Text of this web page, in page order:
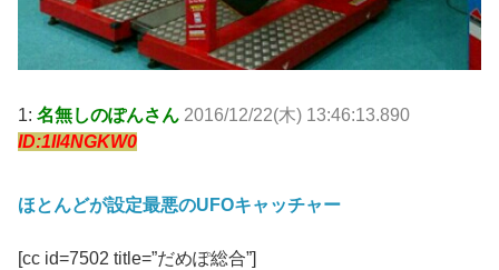
1: 名無しのぽんさん 2016/12/22(木) 13:46:13.890
ID:1Il4NGKW0
ほとんどが設定最悪のUFOキャッチャー
[cc id=7502 title=”だめぽ総合”]